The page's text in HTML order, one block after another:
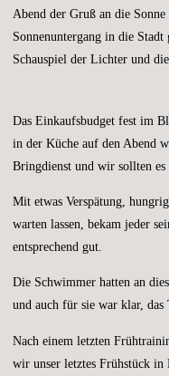
Abend der Gruß an die
Sonnenuntergang in die Stadt
Schauspiel der Lichter und
Das Einkaufsbudget fest im
in der Küche auf den Abend
Bringdienst und wir sollten es
Mit etwas Verspätung,
warten lassen, bekam jeder
entsprechend gut.
Die Schwimmer hatten an
und auch für sie war klar, das
Nach einem letzten
wir unser letztes Frühstück